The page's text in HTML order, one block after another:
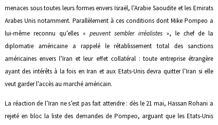
menaces sous toutes leurs formes envers Israël, l’Arabie Saoudite et les Emirats
Arabes Unis notamment. Parallèlement à ces conditions dont Mike Pompeo a
lui-même reconnu qu’elles « peuvent sembler irréalistes », le chef de la
diplomatie américaine a rappelé le rétablissement total des sanctions
américaines envers l’Iran et leur effet collatéral : toute entreprise étrangère
ayant des intérêts à la fois en Iran et aux Etats-Unis devra quitter l’Iran si elle
veut garder l’accès au marché américain.
La réaction de l’Iran ne s’est pas fait attendre : dès le 21 mai, Hassan Rohani a
rejeté en bloc la liste des demandes de Pompeo, arguant que les Etats-Unis